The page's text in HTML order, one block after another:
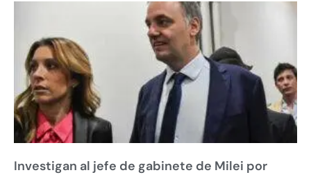
Investigan al jefe de gabinete de Milei por